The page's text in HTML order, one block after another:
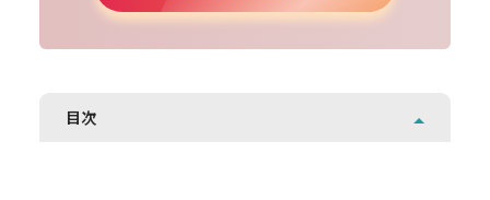
目次